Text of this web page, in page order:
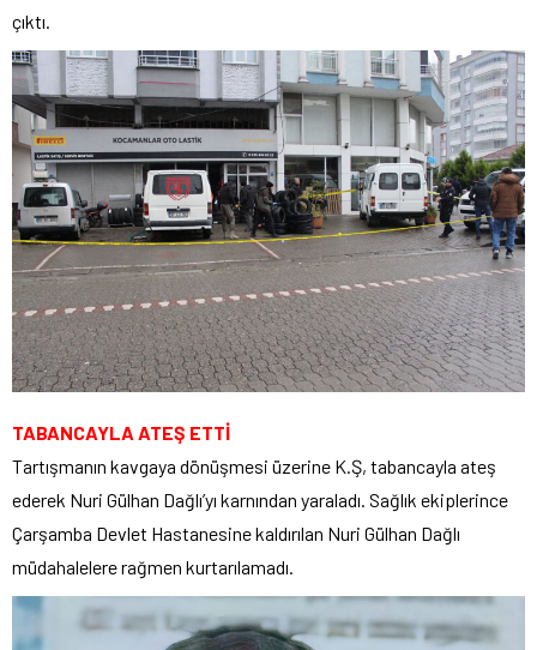
çıktı.
TABANCAYLA ATEŞ ETTİ
Tartışmanın kavgaya dönüşmesi üzerine K.Ş, tabancayla ateş
ederek Nuri Gülhan Dağlı’yı karnından yaraladı. Sağlık ekiplerince
Çarşamba Devlet Hastanesine kaldırılan Nuri Gülhan Dağlı
müdahalelere rağmen kurtarılamadı.